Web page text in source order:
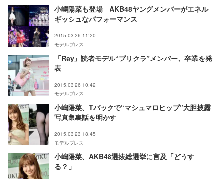
小嶋陽菜も登場 AKB48ヤングメンバーがエネル
ギッシュなパフォーマンス
2015.03.26 11:20
モデルプレス
「Ray」読者モデル“プリクラ”メンバー、卒業を発
表
2015.03.26 10:42
モデルプレス
小嶋陽菜、Tバックで“マシュマロヒップ”大胆披露
写真集裏話を明かす
2015.03.23 18:45
モデルプレス
小嶋陽菜、AKB48選抜総選挙に言及「どうす
る？」